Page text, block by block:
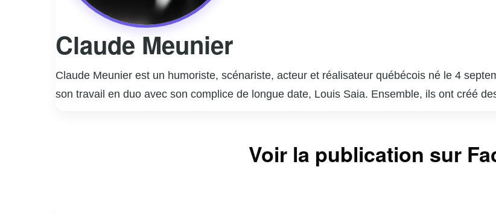
Claude Meunier
Claude Meunier est un humoriste, scénariste, acteur et réalisateur québécois né le 4
son travail en duo avec son complice de longue date, Louis Saia. Ensemble, ils ont créé
plus longue série de représentations au Canada. En plus de son travail à la télévision et
des scénarios qui ont contribué à enrichir le paysage culturel du Québec. Son style
Voir la publication sur